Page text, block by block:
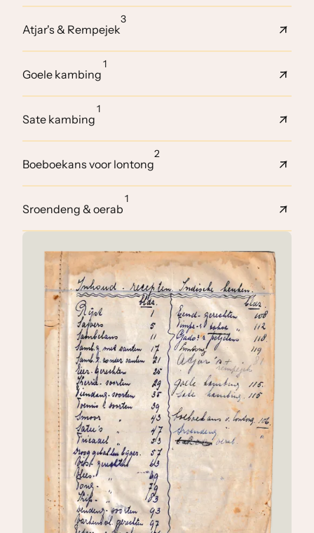
Atjar's & Rempejek
3
Goele kambing
1
Sate kambing
1
Boeboekans voor lontong
2
Sroendeng & oerab
1